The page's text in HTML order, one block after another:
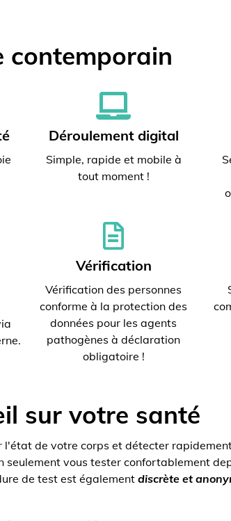
contemporain
Déroulement digital
Simple, rapide et mobile à
tout moment !
Vérification
Vérification des personnes
conforme à la protection des
données pour les agents
pathogènes à déclaration
obligatoire !
sur votre santé
de votre corps et détecter
seulement vous tester confortablement
de test est égalementdiscrète et